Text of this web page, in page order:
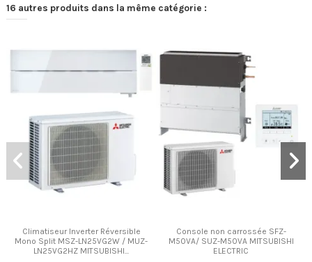
16 autres produits dans la même catégorie :
Climatiseur Inverter Réversible
Mono Split MSZ-LN25VG2W / MUZ-
LN25VG2HZ MITSUBISHI...
Console non carrossée SFZ-
M50VA/ SUZ-M50VA MITSUBISHI
ELECTRIC